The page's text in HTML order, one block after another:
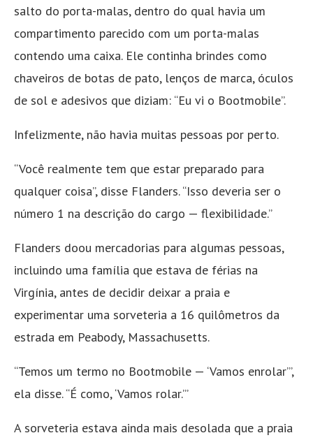
salto do porta-malas, dentro do qual havia um
compartimento parecido com um porta-malas
contendo uma caixa. Ele continha brindes como
chaveiros de botas de pato, lenços de marca, óculos
de sol e adesivos que diziam: “Eu vi o Bootmobile”.
Infelizmente, não havia muitas pessoas por perto.
“Você realmente tem que estar preparado para
qualquer coisa”, disse Flanders. “Isso deveria ser o
número 1 na descrição do cargo — flexibilidade.”
Flanders doou mercadorias para algumas pessoas,
incluindo uma família que estava de férias na
Virgínia, antes de decidir deixar a praia e
experimentar uma sorveteria a 16 quilômetros da
estrada em Peabody, Massachusetts.
“Temos um termo no Bootmobile — ‘Vamos enrolar’”,
ela disse. “É como, ‘Vamos rolar.’”
A sorveteria estava ainda mais desolada que a praia